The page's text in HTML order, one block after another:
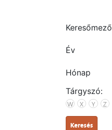
Keresőmező
Év
Hónap
Tárgyszó:
W
X Y Z
Keresés